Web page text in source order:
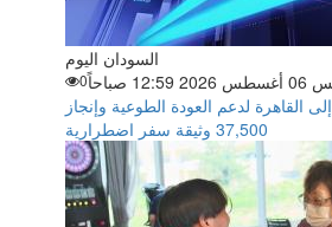
السودان اليوم
صباحاً
0
القاهرة لدعم العودة الطوعية وإنجاز
37,500 وثيقة سفر اضطرارية